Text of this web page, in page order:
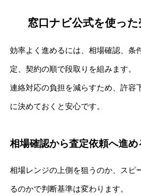
窓口ナビ公式を使っ
効率よく進めるには、相場確認、条
定、契約の順で段取りを組みます。
連絡対応の負担を減らすため、許容
に決めておくと安心です。
相場確認から査定依頼へ進め
相場レンジの上側を狙うのか、スピ
るのかで判断基準は変わります。